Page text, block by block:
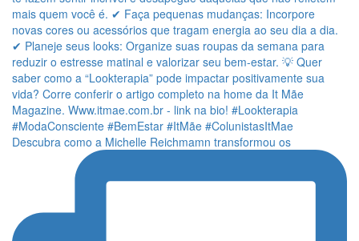
Descubra como a Michelle Reichmamn transformou os